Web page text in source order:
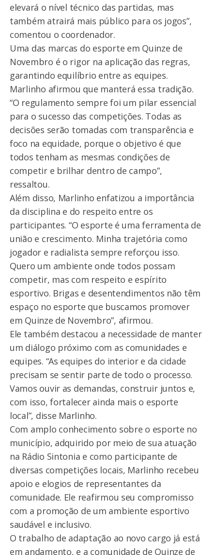
elevará o nível técnico das partidas, mas
também atrairá mais público para os jogos”,
comentou o coordenador.
Uma das marcas do esporte em Quinze de
Novembro é o rigor na aplicação das regras,
garantindo equilíbrio entre as equipes.
Marlinho afirmou que manterá essa tradição.
“O regulamento sempre foi um pilar essencial
para o sucesso das competições. Todas as
decisões serão tomadas com transparência e
foco na equidade, porque o objetivo é que
todos tenham as mesmas condições de
competir e brilhar dentro de campo”,
ressaltou.
Além disso, Marlinho enfatizou a importância
da disciplina e do respeito entre os
participantes. “O esporte é uma ferramenta de
união e crescimento. Minha trajetória como
jogador e radialista sempre reforçou isso.
Quero um ambiente onde todos possam
competir, mas com respeito e espírito
esportivo. Brigas e desentendimentos não têm
espaço no esporte que buscamos promover
em Quinze de Novembro”, afirmou.
Ele também destacou a necessidade de manter
um diálogo próximo com as comunidades e
equipes. “As equipes do interior e da cidade
precisam se sentir parte de todo o processo.
Vamos ouvir as demandas, construir juntos e,
com isso, fortalecer ainda mais o esporte
local”, disse Marlinho.
Com amplo conhecimento sobre o esporte no
município, adquirido por meio de sua atuação
na Rádio Sintonia e como participante de
diversas competições locais, Marlinho recebeu
apoio e elogios de representantes da
comunidade. Ele reafirmou seu compromisso
com a promoção de um ambiente esportivo
saudável e inclusivo.
O trabalho de adaptação ao novo cargo já está
em andamento, e a comunidade de Quinze de